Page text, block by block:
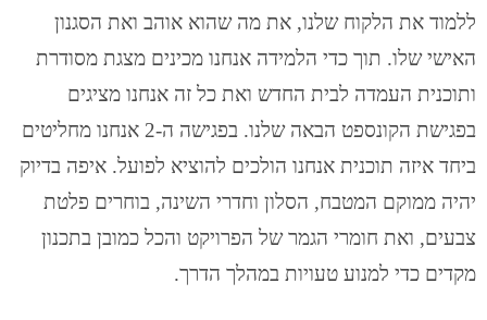
ללמוד את הלקוח שלנו, את מה שהוא אוהב ואת הסגנון
האישי שלו. תוך כדי הלמידה אנחנו מכינים מצגת מסודרת
ותוכנית העמדה לבית החדש ואת כל זה אנחנו מציגים
בפגישת הקונספט הבאה שלנו. בפגישה ה-2 אנחנו מחליטים
ביחד איזה תוכנית אנחנו הולכים להוציא לפועל. איפה בדיוק
יהיה ממוקם המטבח, הסלון וחדרי השינה, בוחרים פלטת
צבעים, ואת חומרי הגמר של הפרויקט והכל כמובן בתכנון
מקדים כדי למנוע טעויות במהלך הדרך.